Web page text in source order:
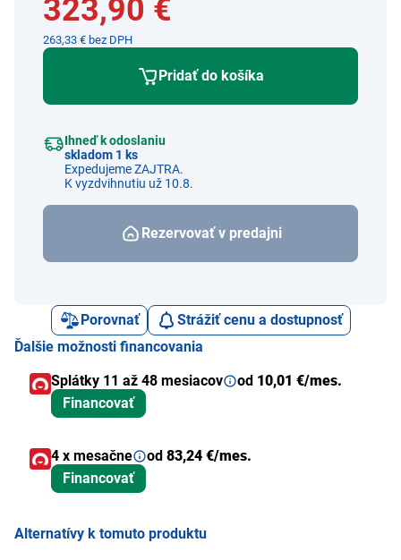
323,90 €
263,33 € bez DPH
Pridať do košíka
Ihneď k odoslaniu
skladom 1 ks
Expedujeme ZAJTRA.
K vyzdvihnutiu už 10.8.
Rezervovať v predajni
Porovnať
Strážiť cenu a dostupnosť
Ďalšie možnosti financovania
Splátky 11 až 48 mesiacov
od 10,01 €/mes.
Financovať
4 x mesačne od 83,24 €/mes.
Financovať
Alternatívy k tomuto produktu